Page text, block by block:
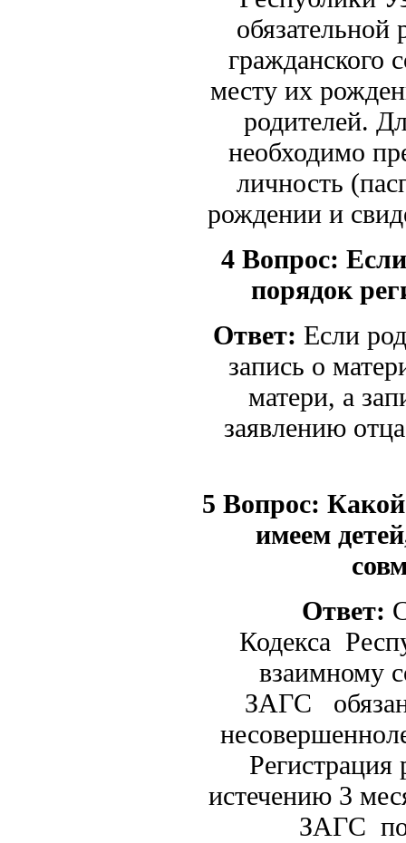
обязательной
гражданского
месту их
родителей.
необходимо
личность
рождении и
4 Вопрос:
порядок
Ответ: Если
запись о
матери, а
заявлению
5 Вопрос:
имеем
Ответ:
Кодекса
взаимному
ЗАГС
Регистрация
истечению 3
ЗАГС по